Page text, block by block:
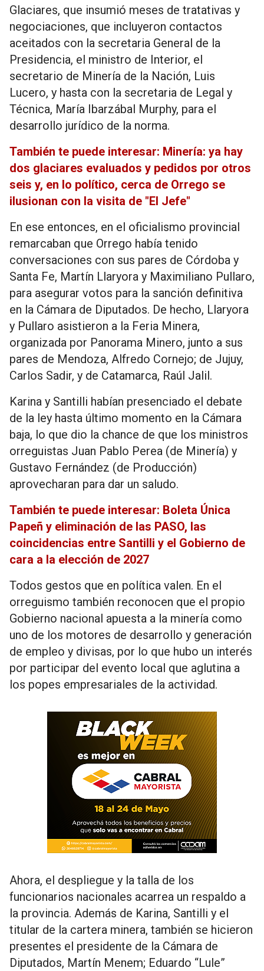
Glaciares, que insumió meses de tratativas y
negociaciones, que incluyeron contactos
aceitados con la secretaria General de la
Presidencia, el ministro de Interior, el
secretario de Minería de la Nación, Luis
Lucero, y hasta con la secretaria de Legal y
Técnica, María Ibarzábal Murphy, para el
desarrollo jurídico de la norma.
También te puede interesar: Minería: ya hay
dos glaciares evaluados y pedidos por otros
seis y, en lo político, cerca de Orrego se
ilusionan con la visita de "El Jefe"
En ese entonces, en el oficialismo provincial
remarcaban que Orrego había tenido
conversaciones con sus pares de Córdoba y
Santa Fe, Martín Llaryora y Maximiliano Pullaro,
para asegurar votos para la sanción definitiva
en la Cámara de Diputados. De hecho, Llaryora
y Pullaro asistieron a la Feria Minera,
organizada por Panorama Minero, junto a sus
pares de Mendoza, Alfredo Cornejo; de Jujuy,
Carlos Sadir, y de Catamarca, Raúl Jalil.
Karina y Santilli habían presenciado el debate
de la ley hasta último momento en la Cámara
baja, lo que dio la chance de que los ministros
orreguistas Juan Pablo Perea (de Minería) y
Gustavo Fernández (de Producción)
aprovecharan para dar un saludo.
También te puede interesar: Boleta Única
Papeñ y eliminación de las PASO, las
coincidencias entre Santilli y el Gobierno de
cara a la elección de 2027
Todos gestos que en política valen. En el
orreguismo también reconocen que el propio
Gobierno nacional apuesta a la minería como
uno de los motores de desarrollo y generación
de empleo y divisas, por lo que hubo un interés
por participar del evento local que aglutina a
los popes empresariales de la actividad.
Ahora, el despliegue y la talla de los
funcionarios nacionales acarrea un respaldo a
la provincia. Además de Karina, Santilli y el
titular de la cartera minera, también se hicieron
presentes el presidente de la Cámara de
Diputados, Martín Menem; Eduardo “Lule”